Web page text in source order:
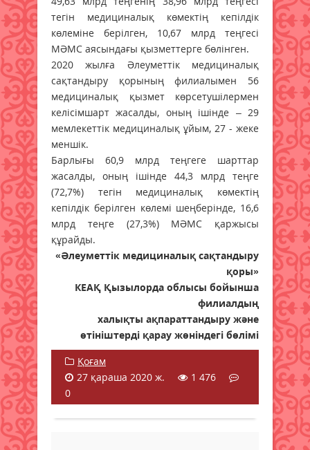
тегін медициналық көмектің кепілдік
көлеміне берілген, 10,67 млрд теңгесі
МӘМС аясындағы қызметтерге бөлінген.
2020 жылға Әлеуметтік медициналық
сақтандыру қорының филиалымен 56
медициналық қызмет көрсетушілермен
келісімшарт жасалды, оның ішінде – 29
мемлекеттік медициналық ұйым, 27 - жеке
меншік.
Барлығы 60,9 млрд теңгеге шарттар
жасалды, оның ішінде 44,3 млрд теңге
(72,7%) тегін медициналық көмектің
кепілдік берілген көлемі шеңберінде, 16,6
млрд теңге (27,3%) МӘМС қаржысы
құрайды.
«Әлеуметтік медициналық сақтандыру
қоры»
КЕАҚ Қызылорда облысы бойынша
филиалдың
халықты ақпараттандыру және
өтініштерді қарау жөніндегі бөлімі
Қоғам
27 қараша 2020 ж.
1 476
0